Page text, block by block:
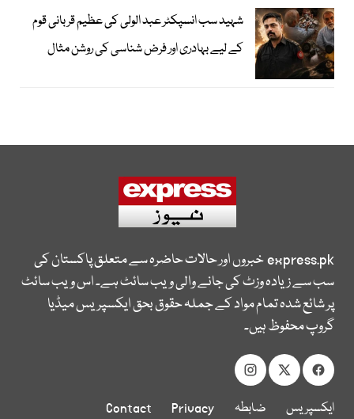
شہید سب انسپکٹر عبد الولی کی عظیم قربانی قوم
کے لیے بہادری اور فرض شناسی کی روشن مثال
express.pkخبروں اور حالات حاضرہ سے متعلق پاکستان کی
سب سے زیادہ وزٹ کی جانے والی ویب سائٹ ہے۔ اس ویب سائٹ
پر شائع شدہ تمام مواد کے جملہ حقوق بحق ایکسپریس میڈیا
گروپ محفوظ ہیں۔
ایکسپریس
ضابطہ
Privacy
Contact